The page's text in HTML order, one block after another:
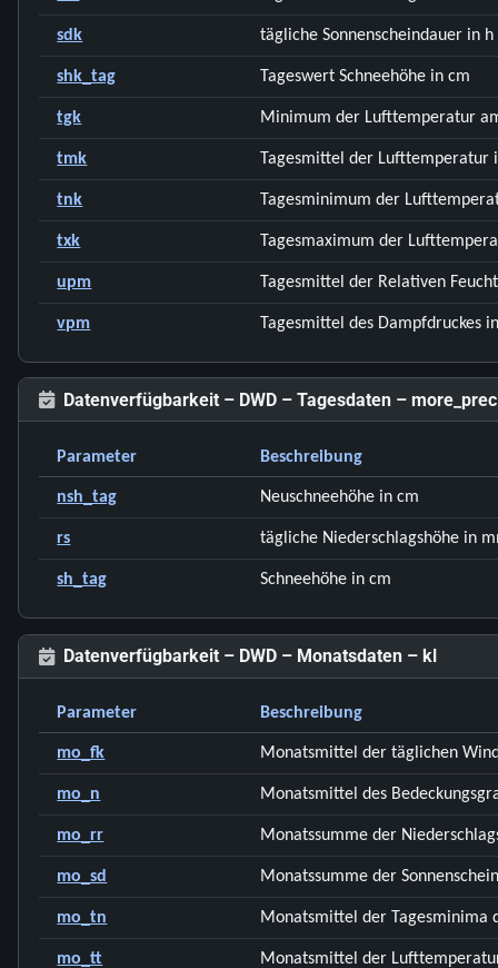
sdk tägliche Sonnenscheindauer in h
shk_tag Tageswert Schneehöhe in cm
tgk Minimum der Lufttemperatur
tmk Tagesmittel der Lufttemperatur
tnk Tagesminimum der
txk Tagesmaximum der
upm Tagesmittel der Relativen
vpm Tagesmittel des Dampfdruckes
Datenverfügbarkeit – DWD – Tagesdaten –
Parameter Beschreibung
nsh_tag Neuschneehöhe in cm
rs tägliche Niederschlagshöhe in
sh_tag Schneehöhe in cm
Datenverfügbarkeit – DWD – Monatsdaten – kl
Parameter Beschreibung
mo_fk Monatsmittel der täglichen
mo_n Monatsmittel des
mo_rr Monatssumme der
mo_sd Monatssumme der
mo_tn Monatsmittel der Tagesminima
mo_tt Monatsmittel der